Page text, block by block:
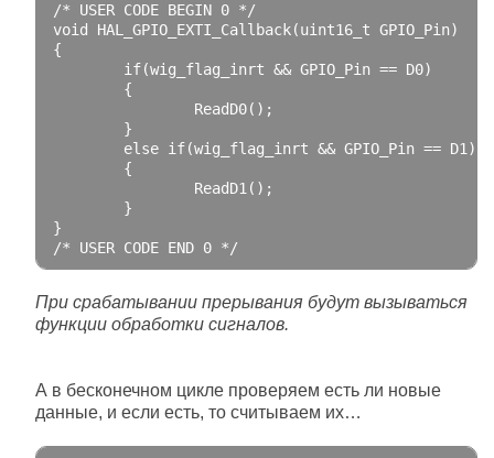
/* USER CODE BEGIN 0 */
void
HAL_GPIO_EXTI_Callback(uint16_t GPIO_Pin)
{
if(wig_flag_inrt && GPIO_Pin == D0)
{
ReadD0();
}
else if(wig_flag_inrt && GPIO_Pin == D1)
{
ReadD1();
}
}
/* USER CODE END 0 */
При срабатывании прерывания будут вызываться
функции обработки сигналов.
А в бесконечном цикле проверяем есть ли новые
данные, и если есть, то считываем их…